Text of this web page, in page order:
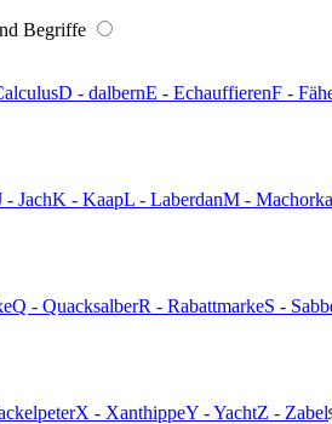
Begriffe
D - dalbernE - EchauffierenF -
- JachK - KaapL - LaberdanM - Machorka
Q - QuacksalberR - RabattmarkeS -
X - XanthippeY - YachtZ - Zabel